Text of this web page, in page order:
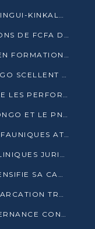
POOL : LA LIGNE ÉLECTRIQUE LOUINGUI-KINKALA-BOKO MISE EN SERVICE
LE PNUD REMET PLUS DE 49 MILLIONS DE FCFA D’ÉQUIPEMENTS POUR ACCÉLÉRER LA NUMÉRISATION DU SYSTÈME DE SANTÉ
L’ACAT CONGO PLACE 54 JEUNES EN FORMATION PROFESSIONNELLE
AGRICULTURE : L’ITALIE ET LE CONGO SCELLENT UN PARTENARIAT POUR UNE PRODUCTION LOCALE DURABLE
SANTÉ : LE CONGO PASSE EN REVUE LES PERFORMANCES DE SES HÔPITAUX À MI-PARCOURS
ENSEIGNEMENT SUPÉRIEUR : LE CONGO ET LE PNUD VEULENT RAPPROCHER LA FORMATION UNIVERSITAIRE DES BESOINS DU MARCHÉ DE L’EMPLOI
QUATRE PRÉSUMÉS DÉLINQUANTS FAUNIQUES ATTENDUS DEVANT LA JUSTICE POUR TRAFIC D’IVOIRE
JUSTICE : LE CONGO LANCE DES CLINIQUES JURIDIQUES POUR RAPPROCHER LE DROIT DES CITOYENS
FRANCOPHONIE : COUMBA BA INTENSIFIE SA CAMPAGNE POUR LA SUCCESSION À LA TÊTE DE L’OIF
DRAME SUR LA SANGHA : UNE EMBARCATION TRANSPORTANT DES FIDÈLES DE « NZAMBÉ YA L’HUILE » FAIT NAUFRAGE À OUESSO
DES JEUNES S’INITIENT À LA GOUVERNANCE CONTINENTALE À BRAZZAVILLE